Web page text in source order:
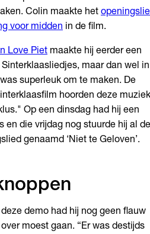
Colin maakte het
voor midden in de film.
Love Piet maakte hij eerder een
maar dan wel in
superleuk om te maken. De
hoorden deze muziek
Op een dinsdag had hij een
en die vrijdag nog stuurde hij al de
genaamd ‘Niet te Geloven’.
demo had hij nog geen flauw
moest gaan. “Er was destijds